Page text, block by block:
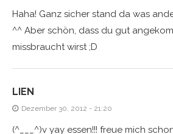
Haha! Ganz sicher stand da was
^^ Aber schön, dass du gut
missbraucht wirst ;D
LIEN
Dezember 30, 2012 - 21:20
(^___^)v yay essen!!! freue mich